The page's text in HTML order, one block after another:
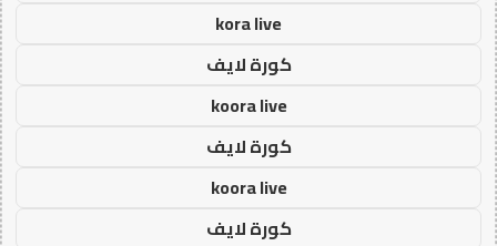
kora live
كورة لايف
koora live
كورة لايف
koora live
كورة لايف